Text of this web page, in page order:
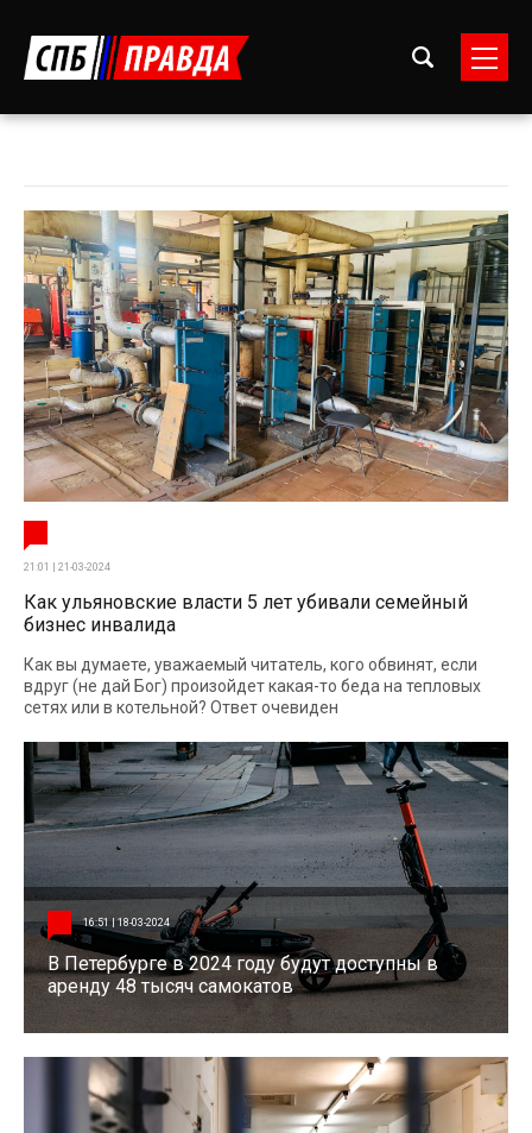
21:01 | 21-03-2024
Как ульяновские власти 5 лет убивали семейный
бизнес инвалида
Как вы думаете, уважаемый читатель, кого обвинят, если
вдруг (не дай Бог) произойдет какая-то беда на тепловых
сетях или в котельной? Ответ очевиден
16:51 | 18-03-2024
В Петербурге в 2024 году будут доступны в
аренду 48 тысяч самокатов